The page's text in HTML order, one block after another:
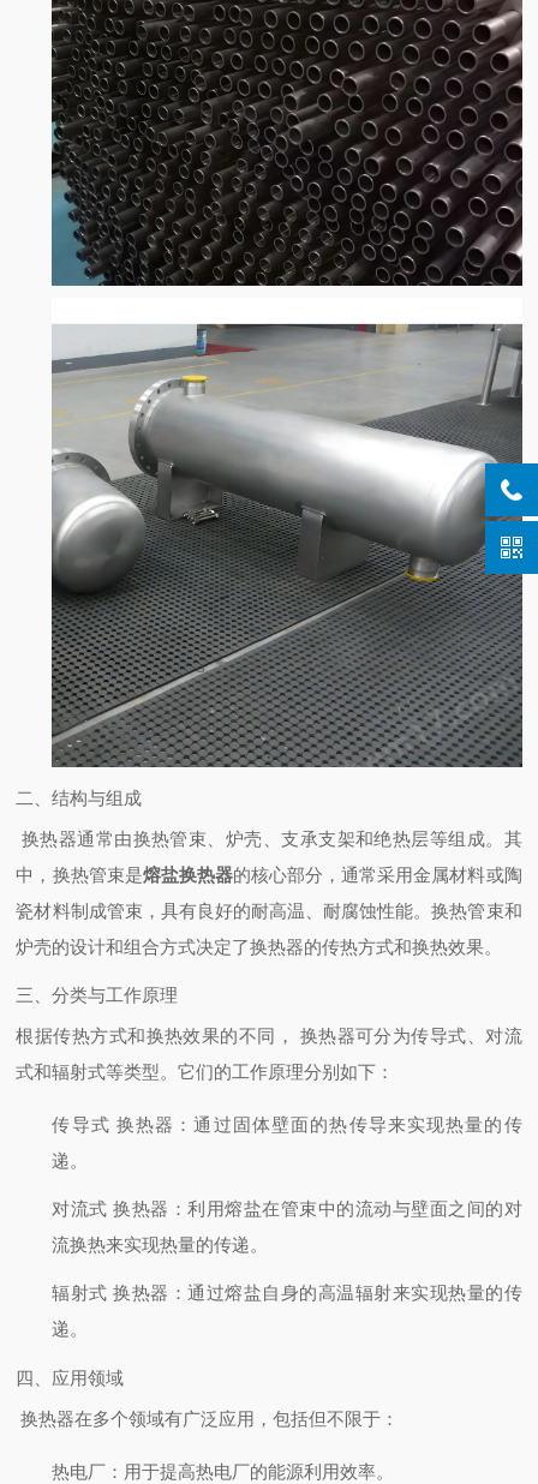
二、结构与组成
换热器通常由换热管束、炉壳、支承支架和绝热层等组成。其
中，换热管束是熔盐换热器的核心部分，通常采用金属材料或陶
瓷材料制成管束，具有良好的耐高温、耐腐蚀性能。换热管束和
炉壳的设计和组合方式决定了换热器的传热方式和换热效果。
三、分类与工作原理
根据传热方式和换热效果的不同， 换热器可分为传导式、对流
式和辐射式等类型。它们的工作原理分别如下：
传导式 换热器 ：通过固体壁面的热传导来实现热量的传
递。
对流式 换热器 ：利用熔盐在管束中的流动与壁面之间的对
流换热来实现热量的传递。
辐射式 换热器 ：通过熔盐自身的高温辐射来实现热量的传
递。
四、应用领域
换热器在多个领域有广泛应用，包括但不限于：
热电厂 ：用于提高热电厂的能源利用效率。